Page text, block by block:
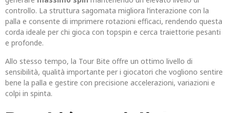
controllo. La struttura sagomata migliora l’interazione con la
palla e consente di imprimere rotazioni efficaci, rendendo questa
corda ideale per chi gioca con topspin e cerca traiettorie pesanti
e profonde.
Allo stesso tempo, la Tour Bite offre un ottimo livello di
sensibilità, qualità importante per i giocatori che vogliono sentire
bene la palla e gestire con precisione accelerazioni, variazioni e
colpi in spinta.